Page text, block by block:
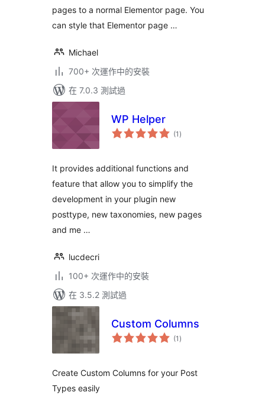
pages to a normal Elementor page. You
can style that Elementor page …
Michael
700+ 次運作中的安裝
在 7.0.3 測試過
WP Helper
(1 總
評)
It provides additional functions and
feature that allow you to simplify the
development in your plugin new
posttype, new taxonomies, new pages
and me …
lucdecri
100+ 次運作中的安裝
在 3.5.2 測試過
Custom Columns
(1 總
評)
Create Custom Columns for your Post
Types easily